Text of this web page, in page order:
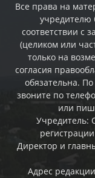
Все права на
соответствии с
(целиком или
только на
согласия
обязательна.
звоните по
или
Учредитель:
Директор и
Адрес